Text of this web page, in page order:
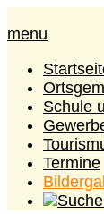
menu
Schule
Termine